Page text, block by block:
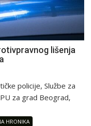
lišenja
policije, Službe za
za grad Beograd,
HRONIKA